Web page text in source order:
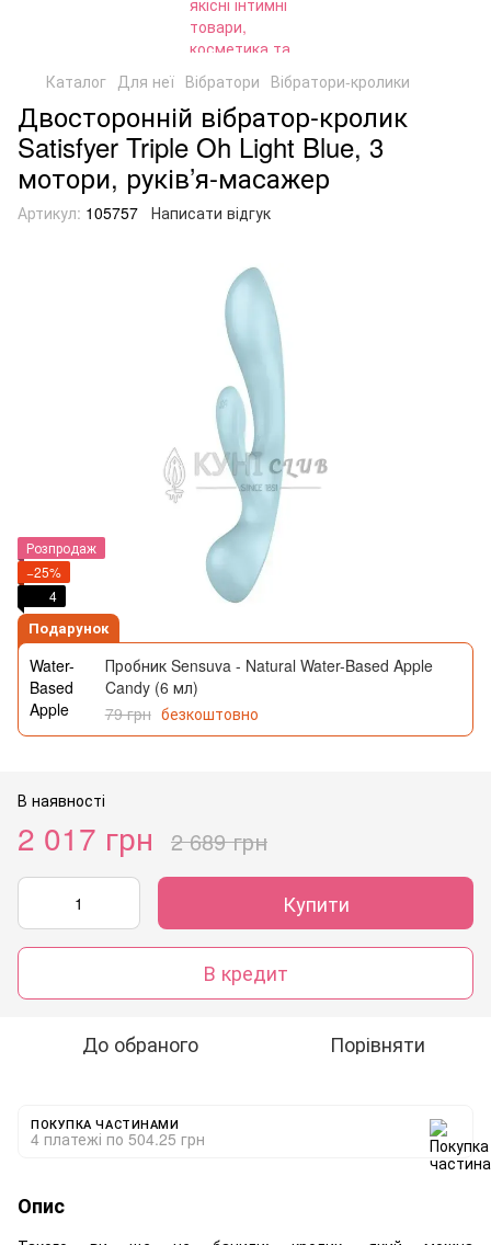
Каталог Для неї Вібратори Вібратори-кролики
Двосторонній вібратор-кролик
Satisfyer Triple Oh Light Blue, 3
мотори, руків’я-масажер
Артикул: 105757 Написати відгук
Розпродаж
−25%
4
Подарунок
Пробник Sensuva - Natural Water-Based Apple
Candy (6 мл)
79 грн безкоштовно
В наявності
2 017 грн 2 689 грн
Купити
В кредит
До обраного Порівняти
ПОКУПКА ЧАСТИНАМИ
4 платежі по 504.25 грн
Опис